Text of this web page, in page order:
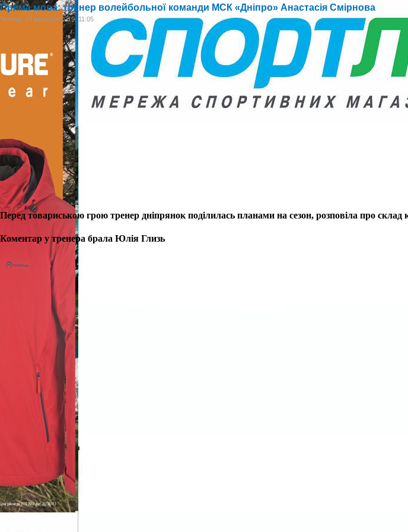
Пряма мова: тренер волейбольної команди МСК «Дніпро» Анастасія Смірнова
Четвер, 19 вересня 2019, 11:05
Передтовариською грою тренер дніпрянок поділилась планами на сезон, розповіла про
Коментар у тренера брала Юлія Глизь